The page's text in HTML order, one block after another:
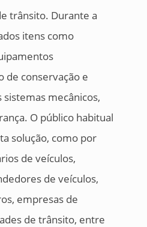
trânsito. Durante a
itens como
de conservação e
mecânicos,
O público habitual
solução, como por
de veículos,
de veículos,
empresas de
de trânsito, entre